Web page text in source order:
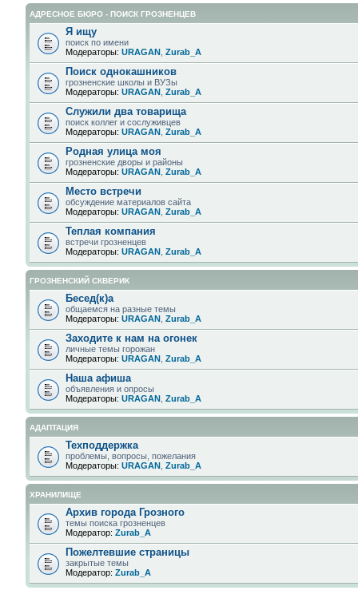
АДРЕСНОЕ БЮРО - ПОИСК ГРОЗНЕНЦЕВ
Я ищу
поиск по имени
Модераторы: URAGAN Zurab_A
Поиск однокашников
грозненские школы и ВУЗы
Модераторы: URAGAN Zurab_A
Служили два товарища
поиск коллег и сослуживцев
Модераторы: URAGAN Zurab_A
Родная улица моя
грозненские дворы и районы
Модераторы: URAGAN Zurab_A
Место встречи
обсуждение материалов сайта
Модераторы: URAGAN Zurab_A
Теплая компания
встречи грозненцев
Модераторы: URAGAN Zurab_A
ГРОЗНЕНСКИЙ СКВЕРИК
Бесед(к)а
общаемся на разные темы
Модераторы: URAGAN Zurab_A
Заходите к нам на огонек
личные темы горожан
Модераторы: URAGAN Zurab_A
Наша афиша
объявления и опросы
Модераторы: URAGAN Zurab_A
АДАПТАЦИЯ
Техподдержка
проблемы, вопросы, пожелания
Модераторы: URAGAN Zurab_A
ХРАНИЛИЩЕ
Архив города Грозного
темы поиска грозненцев
Модератор: Zurab_A
Пожелтевшие страницы
закрытые темы
Модератор: Zurab_A